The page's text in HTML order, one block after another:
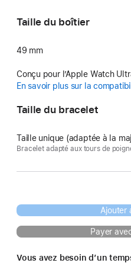
Taille du boîtier
49 mm
Conçu pour l’Apple Watch
En savoir plus sur la
Taille du bracelet
Taille unique (adaptée à la
Bracelet adapté aux tours de
Ajouter
Payer
Vous avez besoin d’un